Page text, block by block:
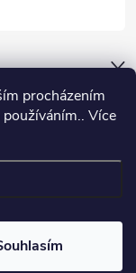
procházením
Více